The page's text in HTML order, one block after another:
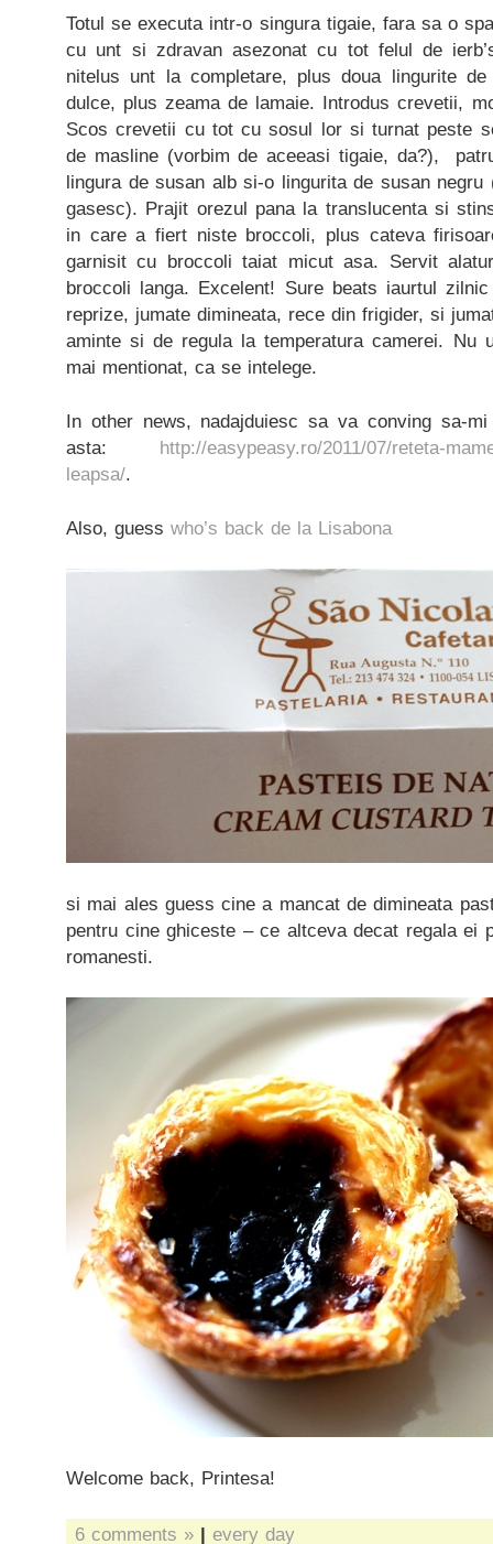
Totul se executa intr-o singura tigaie, fara sa o
cu unt si zdravan asezonat cu tot felul de
nitelus unt la completare, plus doua lingurite
dulce, plus zeama de lamaie. Introdus crevetii,
Scos crevetii cu tot cu sosul lor si turnat peste
de masline (vorbim de aceeasi tigaie, da?),
lingura de susan alb si-o lingurita de susan
gasesc). Prajit orezul pana la translucenta si
in care a fiert niste broccoli, plus cateva
garnisit cu broccoli taiat micut asa. Servit
broccoli langa. Excelent! Sure beats iaurtul
reprize, jumate dimineata, rece din frigider, si
aminte si de regula la temperatura camerei. Nu
mai mentionat, ca se intelege.
In other news, nadajduiesc sa va conving sa-
asta: http://easypeasy.ro/2011/07/reteta-
leapsa/.
Also, guess who’s back de la Lisabona
si mai ales guess cine a mancat de dimineata
pentru cine ghiceste – ce altceva decat regala ei
romanesti.
Welcome back, Printesa!
6 comments » | every day